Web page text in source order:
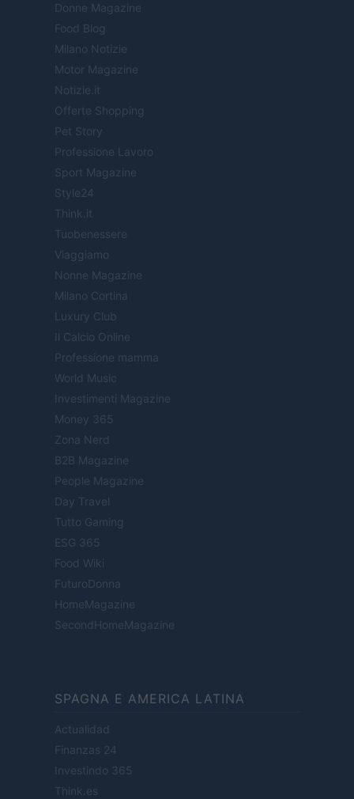
Donne Magazine
Food Blog
Milano Notizie
Motor Magazine
Notizie.it
Offerte Shopping
Pet Story
Professione Lavoro
Sport Magazine
Style24
Think.it
Tuobenessere
Viaggiamo
Nonne Magazine
Milano Cortina
Luxury Club
Il Calcio Online
Professione mamma
World Music
Investimenti Magazine
Money 365
Zona Nerd
B2B Magazine
People Magazine
Day Travel
Tutto Gaming
ESG 365
Food Wiki
FuturoDonna
HomeMagazine
SecondHomeMagazine
SPAGNA E AMERICA LATINA
Actualidad
Finanzas 24
Investindo 365
Think.es